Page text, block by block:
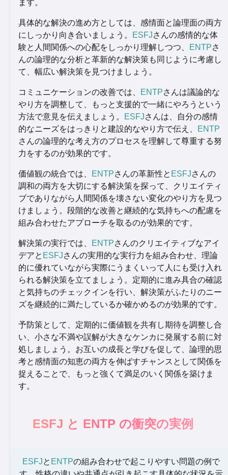
ます。
具体的な解決の進め方としては、感情面と論理面の両方
にしっかり向き合いましょう。
ESFJさんの感情的な体
験と人間関係への心配をしっかり理解しつつ、
ENTPさ
んの論理的な分析と革新的な解決策も同じように考慮し
て、幅広い解決策を見つけましょう。
コミュニケーションの改善では、 ENTPさんは議論的な
やり方を調整して、もっと支援的で一緒にやろうという
方法で意見を伝えましょう。
ESFJさんは、自分の感情
的なニーズをはっきりと建設的なやり方で伝え、
ENTP
さんの論理的な考え方のプロセスを理解して尊重する努
力をするのが効果的です。
価値観の統合では、 ENTPさんの革新性と ESFJさんの
調和の両方を大切にする解決策を探って、クリエイティ
ブでありながら人間関係を壊さない変化のやり方を見つ
けましょう。段階的な改善と継続的な気持ちへの配慮を
組み合わせたアプローチを取るのが効果的です。
解決策の実行では、 ENTPさんのクリエイティブなアイ
デアと ESFJさんの実用的な実行力を組み合わせ、理論
的に優れていながら実際にうまくいって人にも受け入れ
られる解決策を立てましょう。定期的に進み具合の確認
と気持ちのチェックインを行い、解決策がふたりのニー
ズを継続的に満たしているか確かめるのが効果的です。
予防策として、定期的に価値観を共有し期待を調整し合
い、小さな不満や誤解が大きなケンカに発展する前に対
処しましょう。お互いの成長と学びを促して、論理的思
考と感情面の知恵の両方を伸ばすチャンスとして関係を
捉えることで、もっと強くて満足のいく関係を築けま
す。
ESFJ と ENTP の衝突の実例
ESFJと ENTPの組み合わせで起こりやすい問題の例で